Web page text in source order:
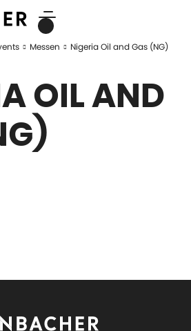
Messen Nigeria Oil and Gas (NG)
OIL AND